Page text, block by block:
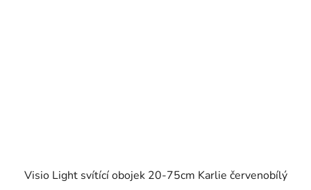
Visio Light svítící obojek 20-75cm Karlie červenobílý